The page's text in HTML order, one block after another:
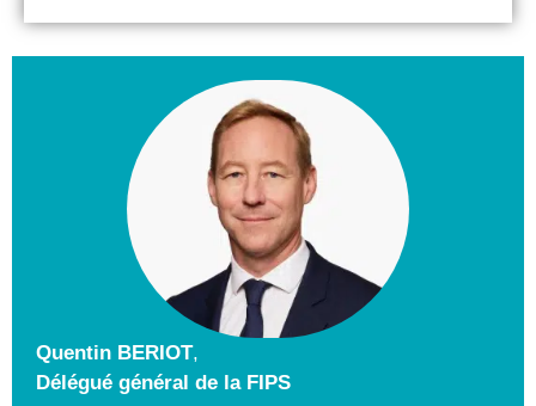
Quentin BERIOT,
Délégué général de la FIPS